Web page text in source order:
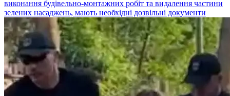
виконання будівельно-монтажних робіт та видалення частини
зелених насаджень, мають необхідні дозвільні документи